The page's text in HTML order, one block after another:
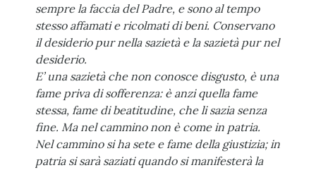
sempre la faccia del Padre, e sono al tempo
stesso affamati e ricolmati di beni. Conservano
il desiderio pur nella sazietà e la sazietà pur nel
desiderio.
E’ una sazietà che non conosce disgusto, è una
fame priva di sofferenza: è anzi quella fame
stessa, fame di beatitudine, che li sazia senza
fine. Ma nel cammino non è come in patria.
Nel cammino si ha sete e fame della giustizia; in
patria si sarà saziati quando si manifesterà la